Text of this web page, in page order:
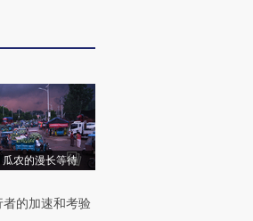
瓜农的漫长等待
的加速和考验